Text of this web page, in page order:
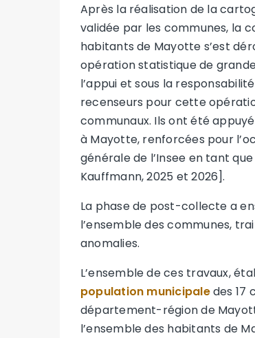
Après la réalisation de la
validée par les communes, la
habitants de Mayotte s’est
opération statistique de
l’appui et sous la
recenseurs pour cette
communaux. Ils ont été
à Mayotte, renforcées pour
générale de l’Insee en tant
Kauffmann, 2025 et 2026].
La phase de post-collecte a
l’ensemble des communes,
anomalies.
L’ensemble de ces travaux,
population municipaledes 17
département-région de
l’ensemble des habitants de